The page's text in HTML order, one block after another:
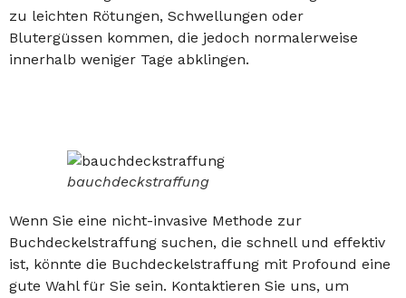
zu leichten Rötungen, Schwellungen oder
Blutergüssen kommen, die jedoch normalerweise
innerhalb weniger Tage abklingen.
bauchdeckstraffung
Wenn Sie eine nicht-invasive Methode zur
Buchdeckelstraffung suchen, die schnell und effektiv
ist, könnte die Buchdeckelstraffung mit Profound eine
gute Wahl für Sie sein. Kontaktieren Sie uns, um